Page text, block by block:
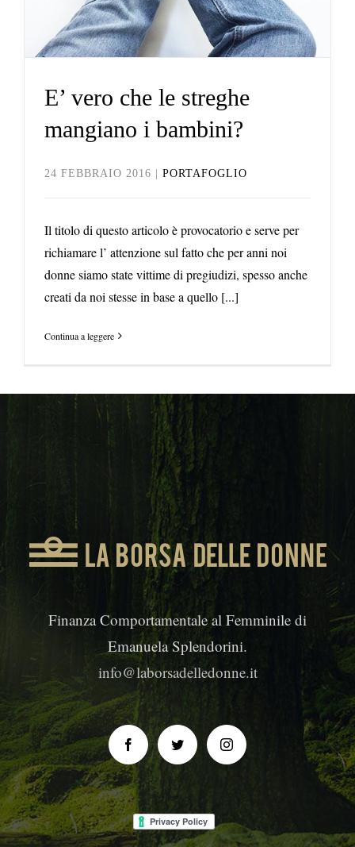
E’ vero che le streghe
mangiano i bambini?
24 FEBBRAIO 2016 PORTAFOGLIO
Il titolo di questo articolo è provocatorio e serve per
richiamare l’ attenzione sul fatto che per anni noi
donne siamo state vittime di pregiudizi, spesso anche
creati da noi stesse in base a quello [...]
Continua a leggere
Finanza Comportamentale al Femminile di
Emanuela Splendorini.
info@laborsadelledonne.it